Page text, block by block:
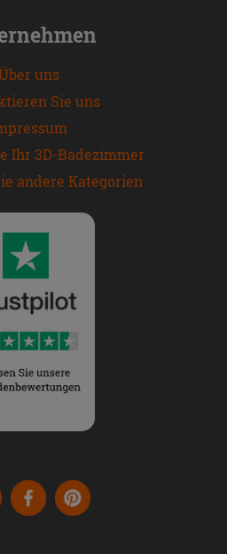
uns
Sie uns
Ihr 3D-Badezimmer
andere Kategorien